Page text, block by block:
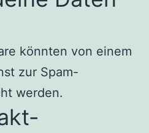
könnten von einem
zur Spam-
werden.